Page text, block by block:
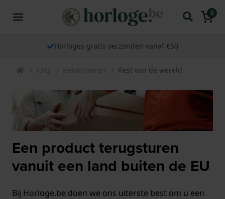
0
Horloges gratis verzonden vanaf €50
FAQ Retourneren Rest van de wereld
Een product terugsturen
vanuit een land buiten de EU
Bij Horloge.be doen we ons uiterste best om u een